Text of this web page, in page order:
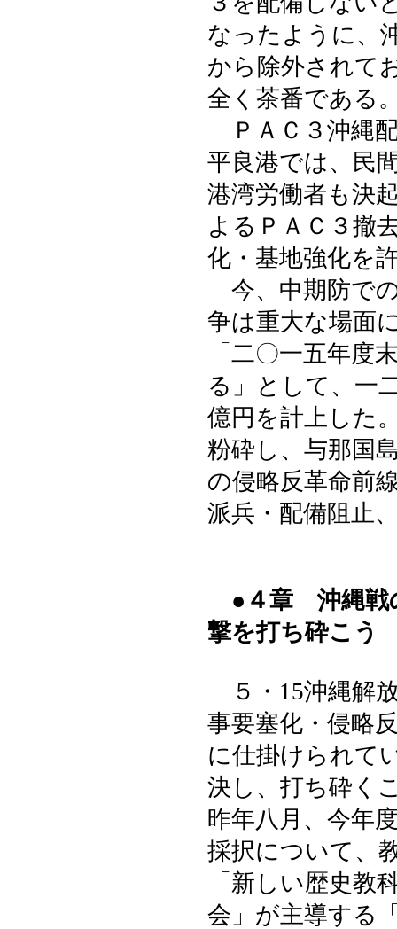
なったように、
から除外されて
全く茶番である
ＰＡＣ３沖縄
平良港では、民
港湾労働者も決
よるＰＡＣ３撤
化・基地強化を
今、中期防で
争は重大な場面
「二〇一五年度
る」として、一
億円を計上した
粉砕し、与那国
の侵略反革命前
派兵・配備阻止
●４章 沖縄戦
撃を打ち砕こう
５・15沖縄解
事要塞化・侵略
に仕掛けられて
決し、打ち砕く
昨年八月、今年
採択について、
「新しい歴史教
会」が主導する